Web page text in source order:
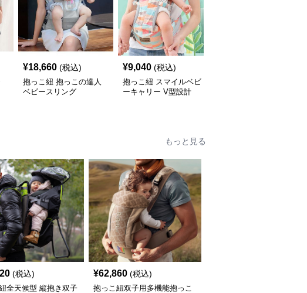
¥18,660 (税込)
抱っこ紐 抱っこの達人
ベビースリング
¥9,040 (税込)
抱っこ紐 スマイルベビ
ーキャリー V型設計
もっと見る
(税込)
全天候型 縦抱き双子
¥62,860 (税込)
抱っこ紐双子用多機能抱っこ